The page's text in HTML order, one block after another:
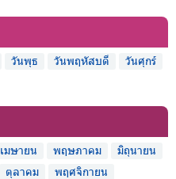
วันพุธ วันพฤหัสบดี
วันศุกร์
เมษายน พฤษภาคม
มิถุนายน
ตุลาคม
พฤศจิกายน